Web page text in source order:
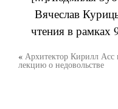
Вячеслав
чтения в рамках
« Архитектор Кирилл Асс
лекцию о недовольстве